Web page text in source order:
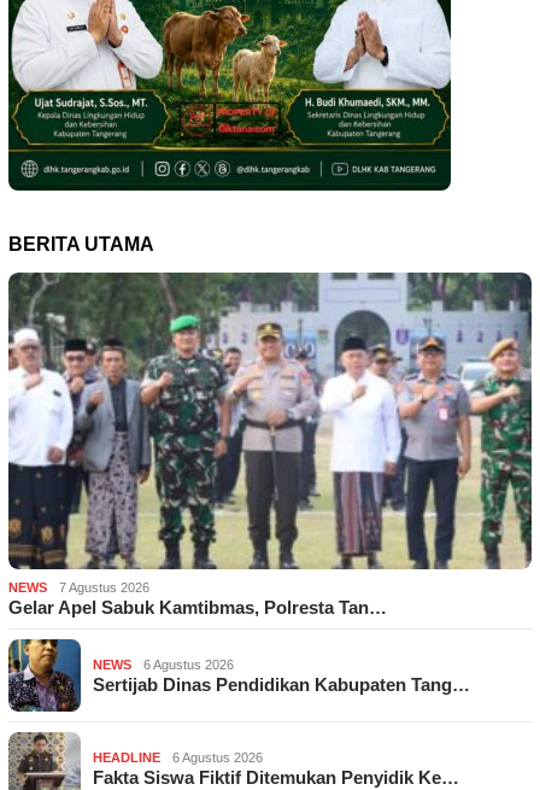
BERITA UTAMA
NEWS 7 Agustus 2026
Gelar Apel Sabuk Kamtibmas, Polresta Tan…
NEWS 6 Agustus 2026
Sertijab Dinas Pendidikan Kabupaten Tang…
HEADLINE 6 Agustus 2026
Fakta Siswa Fiktif Ditemukan Penyidik Ke…